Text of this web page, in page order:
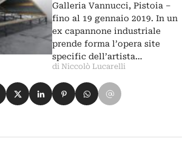
Galleria Vannucci, Pistoia ‒
fino al 19 gennaio 2019. In un
ex capannone industriale
prende forma l’opera site
specific dell’artista…
di Niccolò Lucarelli
su Facebook
Condividi su X
Condividi su LinkedIn
Condividi su Pinterest
Condividi su WhatsApp
Condividi su Email